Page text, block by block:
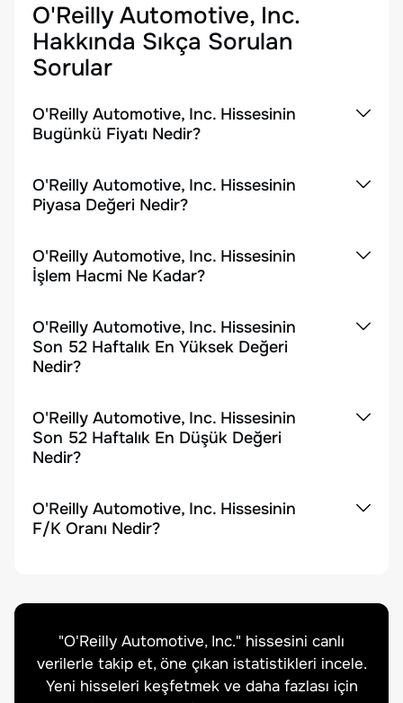
O'Reilly Automotive, Inc.
Hakkında Sıkça Sorulan
Sorular
O'Reilly Automotive, Inc. Hissesinin
Bugünkü Fiyatı Nedir?
O'Reilly Automotive, Inc. Hissesinin
Piyasa Değeri Nedir?
O'Reilly Automotive, Inc. Hissesinin
İşlem Hacmi Ne Kadar?
O'Reilly Automotive, Inc. Hissesinin
Son 52 Haftalık En Yüksek Değeri
Nedir?
O'Reilly Automotive, Inc. Hissesinin
Son 52 Haftalık En Düşük Değeri
Nedir?
O'Reilly Automotive, Inc. Hissesinin
F/K Oranı Nedir?
"O'Reilly Automotive, Inc." hissesini canlı
verilerle takip et, öne çıkan istatistikleri incele.
Yeni hisseleri keşfetmek ve daha fazlası için